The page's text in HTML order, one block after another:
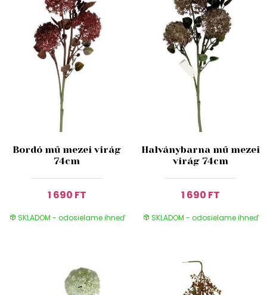
Bordó mű mezei virág
74cm
1 690 FT
SKLADOM - odosielame ihneď
Halványbarna mű mezei
virág 74cm
1 690 FT
SKLADOM - odosielame ihneď